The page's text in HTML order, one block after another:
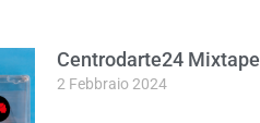
Centrodarte24 Mixtape
2 Febbraio 2024